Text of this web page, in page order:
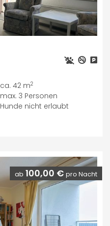
ca. 42 m2
max. 3 Personen
Hunde nicht erlaubt
ab 100,00 € pro Nacht